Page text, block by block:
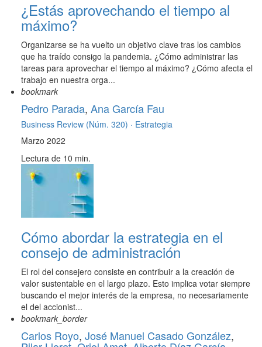
¿Estás aprovechando el tiempo al
máximo?
Organizarse se ha vuelto un objetivo clave tras los cambios
que ha traído consigo la pandemia. ¿Cómo administrar las
tareas para aprovechar el tiempo al máximo? ¿Cómo afecta el
trabajo en nuestra orga...
bookmark
Pedro Parada, Ana García Fau
Business Review (Núm. 320) · Estrategia
Marzo 2022
Lectura de 10 min.
Cómo abordar la estrategia en el
consejo de administración
El rol del consejero consiste en contribuir a la creación de
valor sustentable en el largo plazo. Esto implica votar siempre
buscando el mejor interés de la empresa, no necesariamente
el del accionist...
bookmark_border
Carlos Royo, José Manuel Casado González,